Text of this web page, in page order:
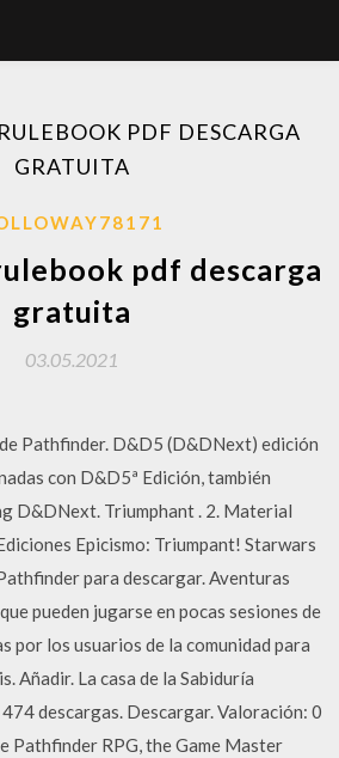
PDF DESCARGA
GRATUITA
pdf descarga
gratuita
03.05.2021
Pathfinder. D&D5 (D&DNext) edición
con D&D5ª Edición, también
D&DNext. Triumphant . 2. Material
Epicismo: Triumpant! Starwars
para descargar. Aventuras
pueden jugarse en pocas sesiones de
por los usuarios de la comunidad para
Añadir. La casa de la Sabiduría
descargas. Descargar. Valoración: 0
Pathfinder RPG, the Game Master